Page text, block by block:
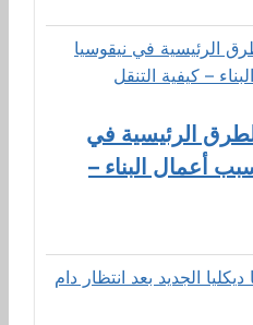
الرئيسية في
أعمال البناء –